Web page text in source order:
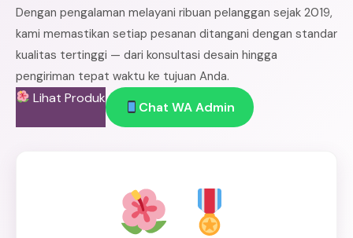
Dengan pengalaman melayani ribuan pelanggan sejak 2019,
kami memastikan setiap pesanan ditangani dengan standar
kualitas tertinggi — dari konsultasi desain hingga
pengiriman tepat waktu ke tujuan Anda.
Lihat Produk
Chat WA Admin